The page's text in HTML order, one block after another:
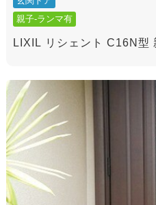
親子-ランマ有
LIXIL リシェント C16N型